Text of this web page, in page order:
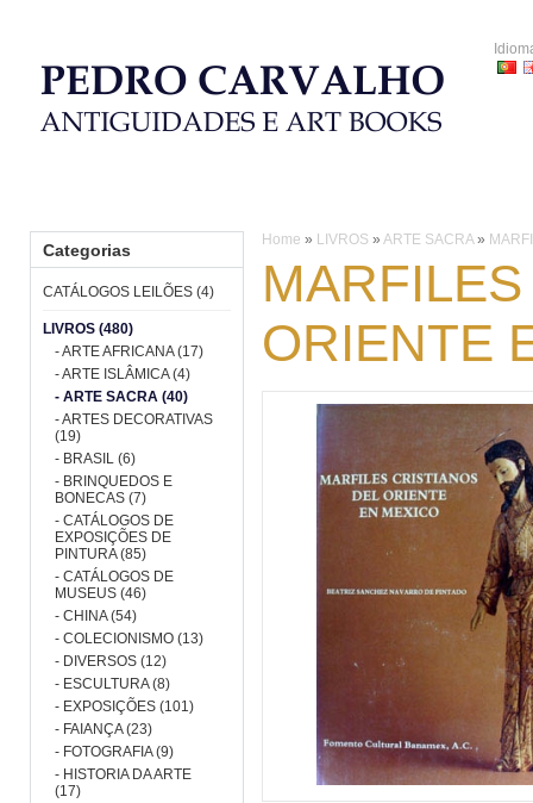
Categorias
CATÁLOGOS LEILÕES (4)
LIVROS (480)
- ARTE AFRICANA (17)
- ARTE ISLÂMICA (4)
- ARTE SACRA (40)
- ARTES DECORATIVAS
(19)
- BRASIL (6)
- BRINQUEDOS E
BONECAS (7)
- CATÁLOGOS DE
EXPOSIÇÕES DE
PINTURA (85)
- CATÁLOGOS DE
MUSEUS (46)
- CHINA (54)
- COLECIONISMO (13)
- DIVERSOS (12)
- ESCULTURA (8)
- EXPOSIÇÕES (101)
- FAIANÇA (23)
- FOTOGRAFIA (9)
- HISTORIA DA ARTE
(17)
Home » LIVROS » ARTE SACRA»
ORIENTE